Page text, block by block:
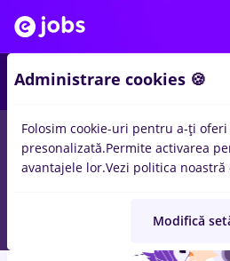
locuri de muncacosmetician,
StudentinBanci, IT / Telecom
Administrare cookies 🍪
Folosim cookie-uri pentru a-ți
presonalizată.Permite activarea
avantajele lor.Vezi politica noastră
Modifică